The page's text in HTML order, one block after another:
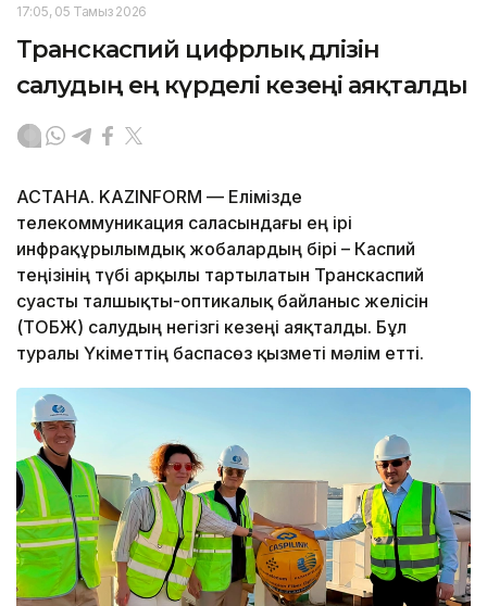
17:05, 05 Тамыз 2026
Транскаспий цифрлық дәлізін
салудың ең күрделі кезеңі аяқталды
АСТАНА. KAZINFORM — Елімізде
телекоммуникация саласындағы ең ірі
инфрақұрылымдық жобалардың бірі – Каспий
теңізінің түбі арқылы тартылатын Транскаспий
суасты талшықты-оптикалық байланыс желісін
(ТОБЖ) салудың негізгі кезеңі аяқталды. Бұл
туралы Үкіметтің баспасөз қызметі мәлім етті.